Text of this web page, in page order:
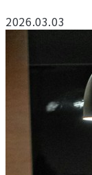
2026.03.03